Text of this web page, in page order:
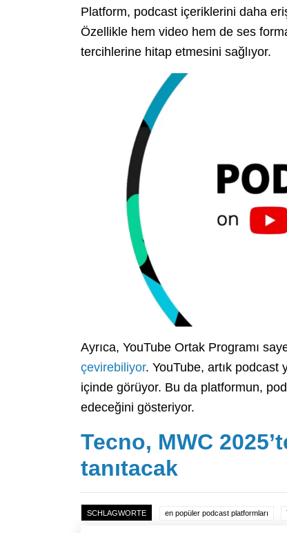
Platform, podcast içeriklerini daha
Özellikle hem video hem de ses
tercihlerine hitap etmesini sağlıyor.
Ayrıca, YouTube Ortak Programı
çevirebiliyor. YouTube, artık podcast
içinde görüyor. Bu da platformun,
edeceğini gösteriyor.
Tecno, MWC
tanıtacak
SCHLAGWORTE en popüler podcast platformları